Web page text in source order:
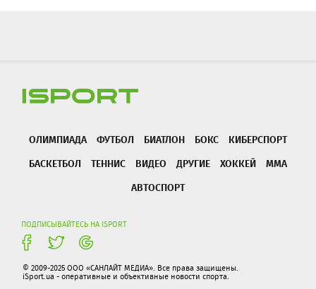
ОЛИМПИАДА ФУТБОЛ БИАТЛОН БОКС
КИБЕРСПОРТ
БАСКЕТБОЛ
ТЕННИС ВИДЕО ДРУГИЕ ХОККЕЙ
ММА
АВТОСПОРТ
ПОДПИСЫВАЙТЕСЬ НА ISPORT
© 2009-2025 ООО «САНЛАЙТ МЕДИА». Все права защищены.
iSport.ua - оперативные и объективные новости спорта.